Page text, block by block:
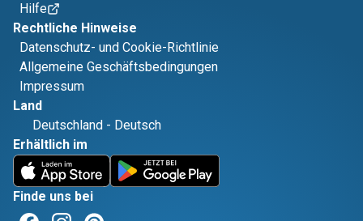
Hilfe
Rechtliche Hinweise
Datenschutz- und Cookie-Richtlinie
Allgemeine Geschäftsbedingungen
Impressum
Land
Deutschland - Deutsch
Erhältlich im
Finde uns bei